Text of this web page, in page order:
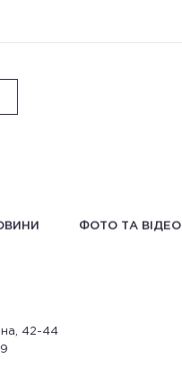
ФОТО ТА ВІДЕО
42-44